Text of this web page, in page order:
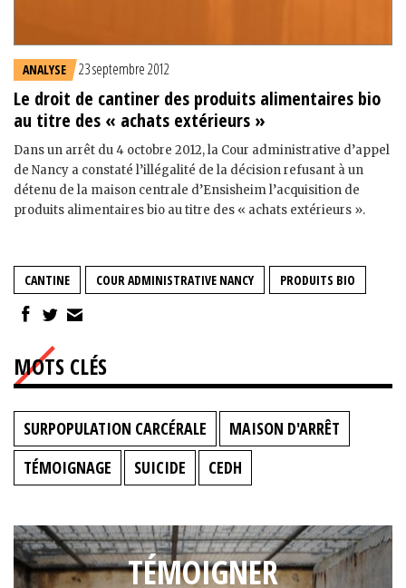
ANALYSE 23 septembre 2012
Le droit de cantiner des produits alimentaires bio
au titre des « achats extérieurs »
Dans un arrêt du 4 octobre 2012, la Cour administrative d’appel
de Nancy a constaté l’illégalité de la décision refusant à un
détenu de la maison centrale d’Ensisheim l’acquisition de
produits alimentaires bio au titre des « achats extérieurs ».
CANTINE COUR ADMINISTRATIVE NANCY PRODUITS BIO
MOTS CLÉS
SURPOPULATION CARCÉRALE
MAISON D'ARRÊT
TÉMOIGNAGE
SUICIDE CEDH
TÉMOIGNER